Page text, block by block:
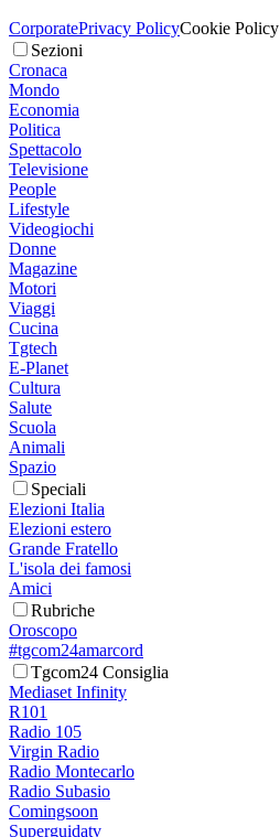
CorporatePrivacy PolicyCookie Policy
Sezioni
Cronaca
Mondo
Economia
Politica
Spettacolo
Televisione
People
Lifestyle
Videogiochi
Donne
Magazine
Motori
Viaggi
Cucina
Tgtech
E-Planet
Cultura
Salute
Scuola
Animali
Spazio
Speciali
Elezioni Italia
Elezioni estero
Grande Fratello
L'isola dei famosi
Amici
Rubriche
Oroscopo
#tgcom24amarcord
Tgcom24 Consiglia
Mediaset Infinity
R101
Radio 105
Virgin Radio
Radio Montecarlo
Radio Subasio
Comingsoon
Superguidatv